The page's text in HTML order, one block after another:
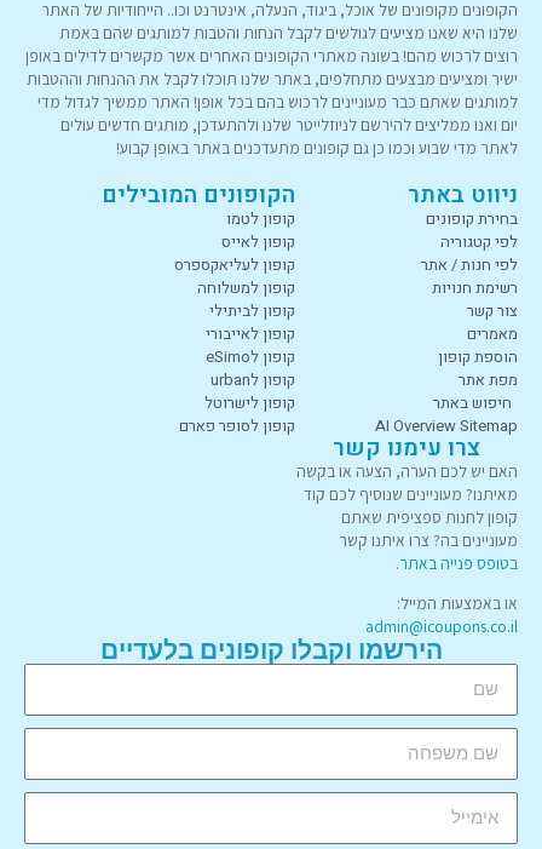
הקופונים מקופונים של אוכל, ביגוד, הנעלה, אינטרנט וכו.. הייחודיות של האתר
שלנו היא שאנו מציעים לגולשים לקבל הנחות והטבות למותגים שהם באמת
רוצים לרכוש מהם! בשונה מאתרי הקופונים האחרים אשר מקשרים לדילים באופן
ישיר ומציעים מבצעים מתחלפים, באתר שלנו תוכלו לקבל את ההנחות וההטבות
למותגים שאתם כבר מעוניינים לרכוש בהם בכל אופן! האתר ממשיך לגדול מדי
יום ואנו ממליצים להירשם לניוזלייטר שלנו ולהתעדכן, מותגים חדשים עולים
לאתר מדי שבוע וכמו כן גם קופונים מתעדכנים באתר באופן קבוע!
ניווט באתר
בחירת קופונים
לפי קטגוריה
לפי חנות / אתר
רשימת חנויות
צור קשר
מאמרים
הוספת קופון
מפת אתר
חיפוש באתר
AI Overview Sitemap
הקופונים המובילים
קופון לטמו
קופון לאייס
קופון לעליאקספרס
קופון למשלוחה
קופון לביתילי
קופון לאייבורי
קופון לeSimo
קופון לurban
קופון לישרוטל
קופון לסופר פארם
צרו עימנו קשר
האם יש לכם הערה, הצעה או בקשה
מאיתנו? מעוניינים שנוסיף לכם קוד
קופון לחנות ספציפית שאתם
מעוניינים בה? צרו איתנו קשר
בטופס פנייה באתר.
או באמצעות המייל:
admin@icoupons.co.il
הירשמו וקבלו קופונים בלעדיים